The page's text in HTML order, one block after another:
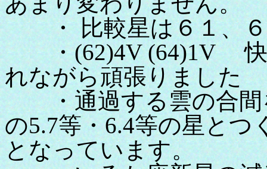
・ 比較星は６１、６
・(62)4V (64)1V
れながら頑張りました
・通過する雲の合間
の5.7等・6.4等の星とつ
となっています。